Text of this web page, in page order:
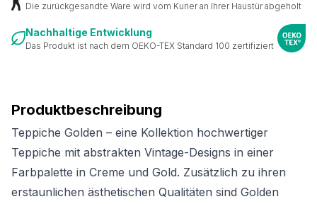
Produktbeschreibung
Teppiche Golden – eine Kollektion hochwertiger
Teppiche mit abstrakten Vintage-Designs in einer
Farbpalette in Creme und Gold. Zusätzlich zu ihren
erstaunlichen ästhetischen Qualitäten sind Golden
Die zurückgesandte Ware wird vom Kurier an Ihrer Haustür abgeholt
Nachhaltige Entwicklung
Das Produkt ist nach dem OEKO-TEX Standard 100 zertifiziert